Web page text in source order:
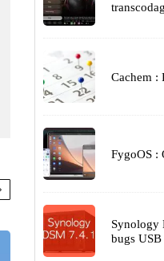
Cachem :
FygoOS :
Synology
bugs USB